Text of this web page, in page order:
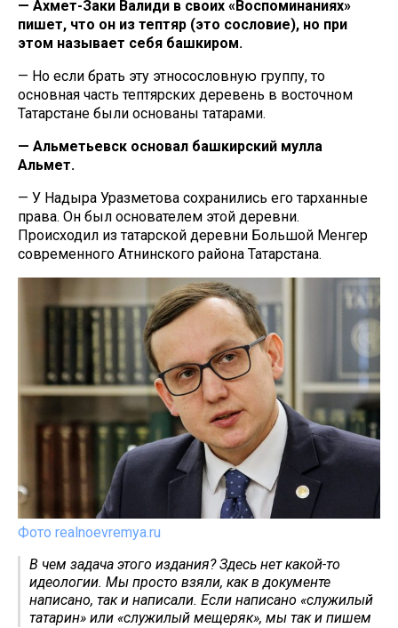
— Ахмет-Заки Валиди в своих «Воспоминаниях»
пишет, что он из тептяр (это сословие), но при
этом называет себя башкиром.
— Но если брать эту этносословную группу, то
основная часть тептярских деревень в восточном
Татарстане были основаны татарами.
— Альметьевск основал башкирский мулла
Альмет.
— У Надыра Уразметова сохранились его тарханные
права. Он был основателем этой деревни.
Происходил из татарской деревни Большой Менгер
современного Атнинского района Татарстана.
Фото realnoevremya.ru
В чем задача этого издания? Здесь нет какой-то
идеологии. Мы просто взяли, как в документе
написано, так и написали. Если написано «служилый
татарин» или «служилый мещеряк», мы так и пишем